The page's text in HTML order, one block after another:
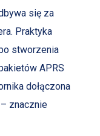
się za
Praktyka
stworzenia
APRS
dołączona
znacznie